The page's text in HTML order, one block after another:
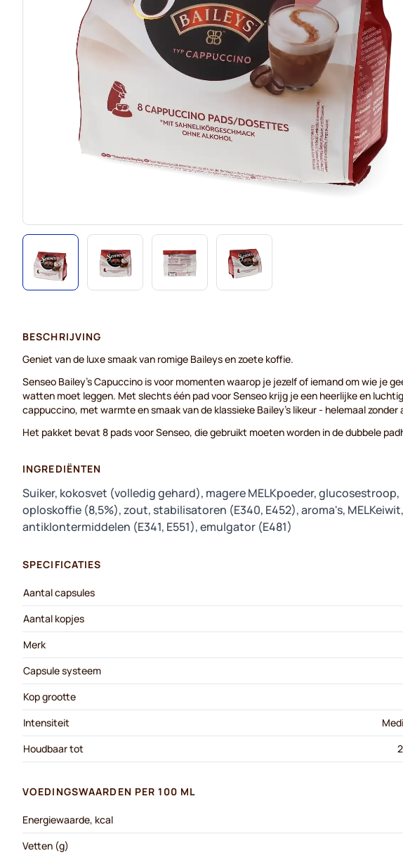
BESCHRIJVING
Geniet van de luxe smaak van romige Baileys en zoete koffie.
Senseo Bailey's Capuccino is voor momenten waarop je jezelf of iemand om wie je
watten moet leggen. Met slechts één pad voor Senseo krijg je een heerlijke en
cappuccino, met warmte en smaak van de klassieke Bailey's likeur - helemaal zonder
Het pakket bevat 8 pads voor Senseo, die gebruikt moeten worden in de dubbele
INGREDIËNTEN
Suiker, kokosvet (volledig gehard), magere MELKpoeder, glucosestroop,
oploskoffie (8,5%), zout, stabilisatoren (E340, E452), aroma's, MELKeiwit,
antiklontermiddelen (E341, E551), emulgator (E481)
SPECIFICATIES
Aantal capsules
Aantal kopjes
Merk
Capsule systeem
Kop grootte
Intensiteit
Houdbaar tot
VOEDINGSWAARDEN PER 100 ML
Energiewaarde, kcal
Vetten (g)